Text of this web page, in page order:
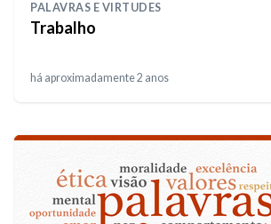
PALAVRAS E VIRTUDES
Trabalho
há aproximadamente 2 anos